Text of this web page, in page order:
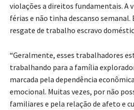
violações a direitos fundamentais. A
férias e não tinha descanso
resgate de trabalho escravo
“Geralmente, esses trabalhadores
trabalhando para a família
marcada pela dependência
emocional. Muitas vezes, por não
familiares e pela relação de afeto e